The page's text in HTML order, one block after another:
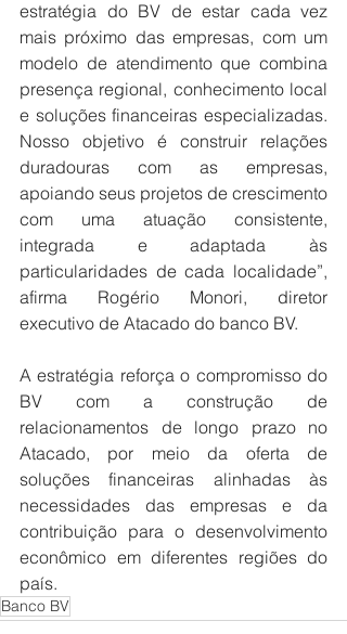
estratégia do BV de estar cada vez
mais próximo das empresas, com um
modelo de atendimento que combina
presença regional, conhecimento local
e soluções financeiras especializadas.
Nosso objetivo é construir relações
duradouras com as empresas,
apoiando seus projetos de crescimento
com uma atuação consistente,
integrada e adaptada às
particularidades de cada localidade”,
afirma Rogério Monori, diretor
executivo de Atacado do banco BV.
A estratégia reforça o compromisso do
BV com a construção de
relacionamentos de longo prazo no
Atacado, por meio da oferta de
soluções financeiras alinhadas às
necessidades das empresas e da
contribuição para o desenvolvimento
econômico em diferentes regiões do
país.
Banco BV